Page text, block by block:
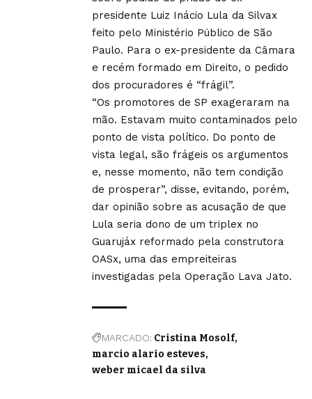
presidente Luiz Inácio Lula da Silvax
feito pelo Ministério Público de São
Paulo. Para o ex-presidente da Câmara
e recém formado em Direito, o pedido
dos procuradores é “frágil”.
“Os promotores de SP exageraram na
mão. Estavam muito contaminados pelo
ponto de vista político. Do ponto de
vista legal, são frágeis os argumentos
e, nesse momento, não tem condição
de prosperar”, disse, evitando, porém,
dar opinião sobre as acusação de que
Lula seria dono de um triplex no
Guarujáx reformado pela construtora
OASx, uma das empreiteiras
investigadas pela Operação Lava Jato.
MARCADO: Cristina Mosolf
marcio alario esteves
weber micael da silva